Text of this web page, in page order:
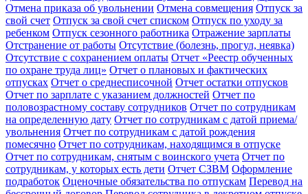
Отмена приказа об увольнении Отмена совмещения Отпуск за
свой счет Отпуск за свой счет списком Отпуск по уходу за
ребенком Отпуск сезонного работника Отражение зарплаты
Отстранение от работы Отсутствие (болезнь, прогул, неявка)
Отсутствие с сохранением оплаты Отчет «Реестр обученных
по охране труда лиц» Отчет о плановых и фактических
отпусках Отчет о среднесписочной Отчет остатки отпусков
Отчет по зарплате с указанием должностей Отчет по
половозрастному составу сотрудников Отчет по сотрудникам
на определенную дату Отчет по сотрудникам с датой приема/
увольнения Отчет по сотрудникам с датой рождения
помесячно Отчет по сотрудникам, находящимся в отпуске
Отчет по сотрудникам, снятым с воинского учета Отчет по
сотрудникам, у которых есть дети Отчет СЗВМ Оформление
подработок Оценочные обязательства по отпускам Перевод на